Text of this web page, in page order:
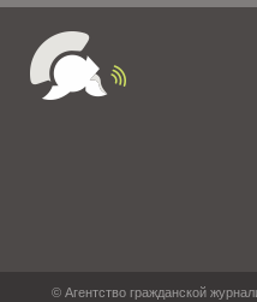
© Агентство гражданской